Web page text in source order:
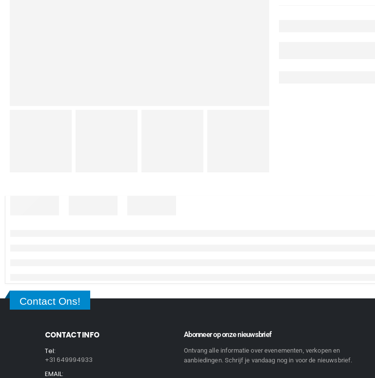
Contact Ons!
CONTACT INFO
Tel:
+31 649994933
EMAIL:
Abonneer op onze nieuwsbrief
Ontvang alle informatie over evenementen, verkopen en
aanbiedingen. Schrijf je vandaag nog in voor de nieuwsbrief.